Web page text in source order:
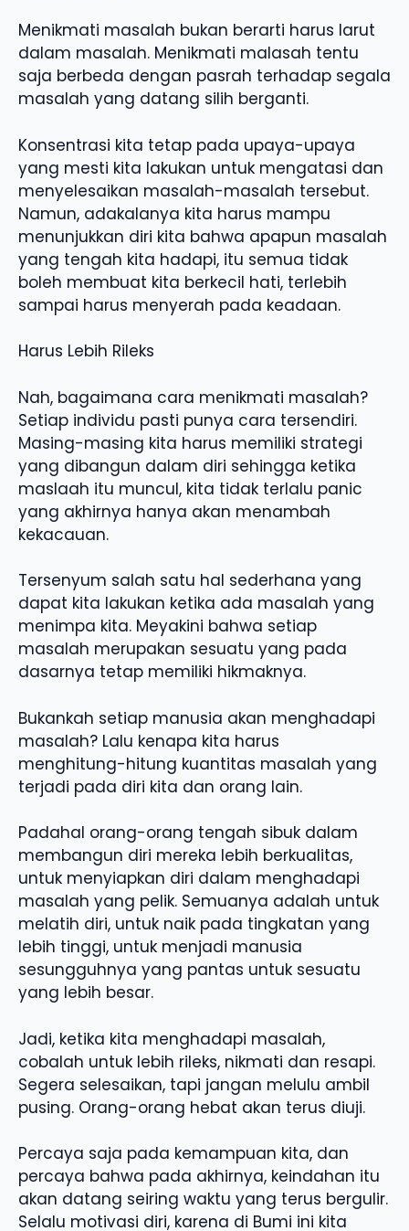
Menikmati masalah bukan berarti harus larut
dalam masalah. Menikmati malasah tentu
saja berbeda dengan pasrah terhadap segala
masalah yang datang silih berganti.
Konsentrasi kita tetap pada upaya-upaya
yang mesti kita lakukan untuk mengatasi dan
menyelesaikan masalah-masalah tersebut.
Namun, adakalanya kita harus mampu
menunjukkan diri kita bahwa apapun masalah
yang tengah kita hadapi, itu semua tidak
boleh membuat kita berkecil hati, terlebih
sampai harus menyerah pada keadaan.
Harus Lebih Rileks
Nah, bagaimana cara menikmati masalah?
Setiap individu pasti punya cara tersendiri.
Masing-masing kita harus memiliki strategi
yang dibangun dalam diri sehingga ketika
maslaah itu muncul, kita tidak terlalu panic
yang akhirnya hanya akan menambah
kekacauan.
Tersenyum salah satu hal sederhana yang
dapat kita lakukan ketika ada masalah yang
menimpa kita. Meyakini bahwa setiap
masalah merupakan sesuatu yang pada
dasarnya tetap memiliki hikmaknya.
Bukankah setiap manusia akan menghadapi
masalah? Lalu kenapa kita harus
menghitung-hitung kuantitas masalah yang
terjadi pada diri kita dan orang lain.
Padahal orang-orang tengah sibuk dalam
membangun diri mereka lebih berkualitas,
untuk menyiapkan diri dalam menghadapi
masalah yang pelik. Semuanya adalah untuk
melatih diri, untuk naik pada tingkatan yang
lebih tinggi, untuk menjadi manusia
sesungguhnya yang pantas untuk sesuatu
yang lebih besar.
Jadi, ketika kita menghadapi masalah,
cobalah untuk lebih rileks, nikmati dan resapi.
Segera selesaikan, tapi jangan melulu ambil
pusing. Orang-orang hebat akan terus diuji.
Percaya saja pada kemampuan kita, dan
percaya bahwa pada akhirnya, keindahan itu
akan datang seiring waktu yang terus bergulir.
Selalu motivasi diri, karena di Bumi ini kita